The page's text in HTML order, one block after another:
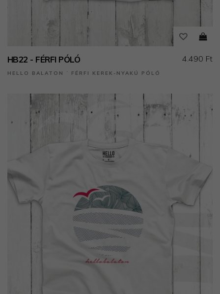
HB22 - FÉRFI PÓLÓ
HELLO BALATON ˙ FÉRFI KEREK-NYAKÚ PÓLÓ
4.490 Ft